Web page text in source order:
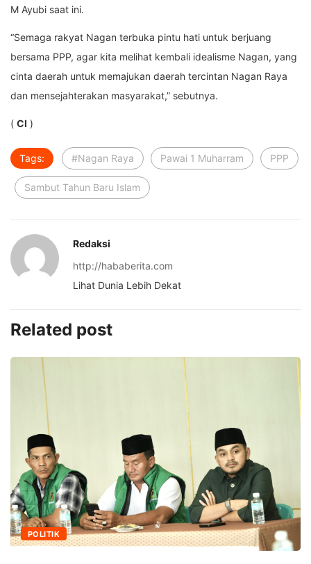
M Ayubi saat ini.
“Semaga rakyat Nagan terbuka pintu hati untuk berjuang
bersama PPP, agar kita melihat kembali idealisme Nagan, yang
cinta daerah untuk memajukan daerah tercintan Nagan Raya
dan mensejahterakan masyarakat,” sebutnya.
( CI )
Tags: #Nagan Raya Pawai 1 Muharram PPP
Sambut Tahun Baru Islam
Redaksi
http://hababerita.com
Lihat Dunia Lebih Dekat
Related post
POLITIK